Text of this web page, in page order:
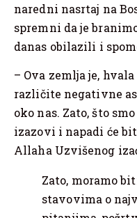
naredni nasrtaj na
spremni da je
danas obilazili i
– Ova zemlja je,
različite negativne
oko nas. Zato, što
izazovi i napadi će
Allaha Uzvišenog
Zato, moramo
stavovima o